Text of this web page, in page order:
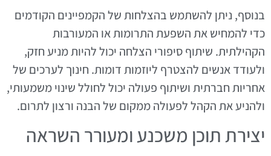
בנוסף, ניתן להשתמש בהצלחות של הקמפיינים הקודמים
כדי להמחיש את השפעת התרומות או המעורבות
הקהילתית. שיתוף סיפורי הצלחה יכול להיות מניע חזק,
ולעודד אנשים להצטרף ליוזמות דומות. חינוך לערכים של
אחריות חברתית ושיתוף פעולה יכול לחולל שינוי משמעותי,
ולהניע את הקהל לפעולה ממקום של הבנה ורצון לתרום.
יצירת תוכן משכנע ומעורר השראה